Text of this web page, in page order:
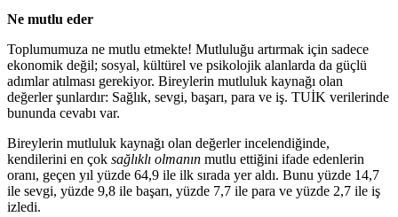
Ne mutlu eder
Toplumumuza ne mutlu etmekte! Mutluluğu artırmak için sadece
ekonomik değil; sosyal, kültürel ve psikolojik alanlarda da güçlü
adımlar atılması gerekiyor. Bireylerin mutluluk kaynağı olan
değerler şunlardır: Sağlık, sevgi, başarı, para ve iş. TUİK verilerinde
bununda cevabı var.
Bireylerin mutluluk kaynağı olan değerler incelendiğinde,
kendilerini en çok sağlıklı olmanın mutlu ettiğini ifade edenlerin
oranı, geçen yıl yüzde 64,9 ile ilk sırada yer aldı. Bunu yüzde 14,7
ile sevgi, yüzde 9,8 ile başarı, yüzde 7,7 ile para ve yüzde 2,7 ile iş
izledi.